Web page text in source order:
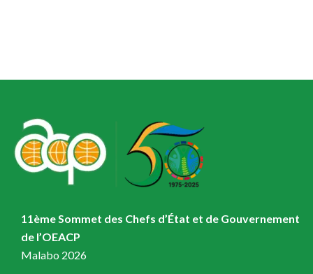
11ème Sommet des Chefs d’État et de Gouvernement
de l’OEACP
Malabo 2026